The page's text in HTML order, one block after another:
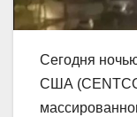
Сегодня
США